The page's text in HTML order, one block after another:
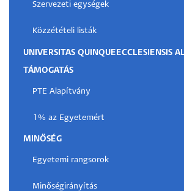
Szervezeti egységek
Közzétételi listák
UNIVERSITAS QUINQUEECCLESIENSIS
TÁMOGATÁS
PTE Alapítvány
1% az Egyetemért
MINŐSÉG
Egyetemi rangsorok
Minőségirányítás